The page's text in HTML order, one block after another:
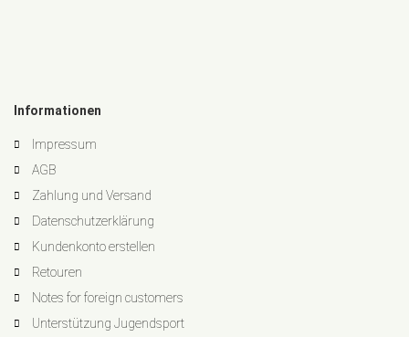
Informationen
Impressum
AGB
Zahlung und Versand
Datenschutzerklärung
Kundenkonto erstellen
Retouren
Notes for foreign customers
Unterstützung Jugendsport